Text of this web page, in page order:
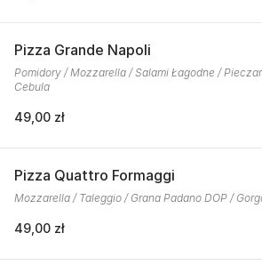
Pizza Grande Napoli
Pomidory / Mozzarella / Salami Łagodne /
Cebula
49,00 zł
Pizza Quattro Formaggi
Mozzarella / Taleggio / Grana Padano DOP /
49,00 zł